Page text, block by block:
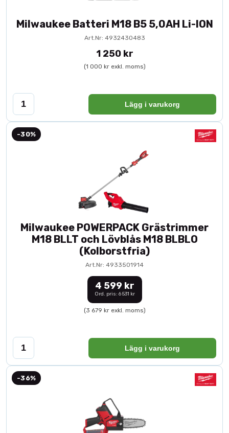
Milwaukee Batteri M18 B5 5,0AH Li-ION
Art.Nr: 4932430483
1 250 kr
(1 000 kr exkl. moms)
Lägg i varukorg
-30%
Milwaukee POWERPACK Grästrimmer
M18 BLLT och Lövblås M18 BLBLO
(Kolborstfria)
Art.Nr: 4933501914
4 599 kr
Ord. pris: 6 531 kr
(3 679 kr exkl. moms)
Lägg i varukorg
-36%